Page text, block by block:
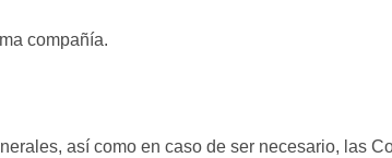
compañía.
así como en caso de ser necesario, las